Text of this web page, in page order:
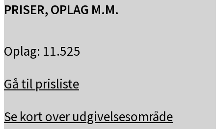
PRISER, OPLAG M.M.
Oplag: 11.525
Gå til prisliste
Se kort over udgivelsesområde